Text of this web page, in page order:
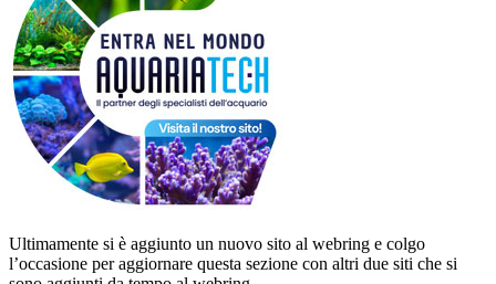
Ultimamente si è aggiunto un nuovo sito al webring e colgo
l’occasione per aggiornare questa sezione con altri due siti che si